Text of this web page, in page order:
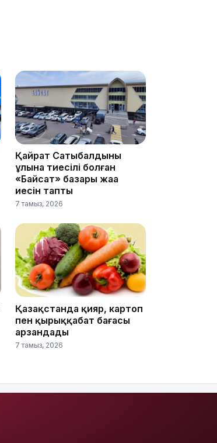
Қайрат Сатыбалдының
ұлына тиесілі болған
«Байсат» базары жаңа
иесін тапты
7 тамыз, 2026
Қазақстанда қияр, картоп
пен қырыққабат бағасы
арзандады
7 тамыз, 2026